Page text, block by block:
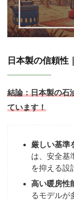
日本製の信頼性
結論：日本製の石
ています！
厳しい基準
は、安全基
を抑える設
高い暖房性
るモデルが